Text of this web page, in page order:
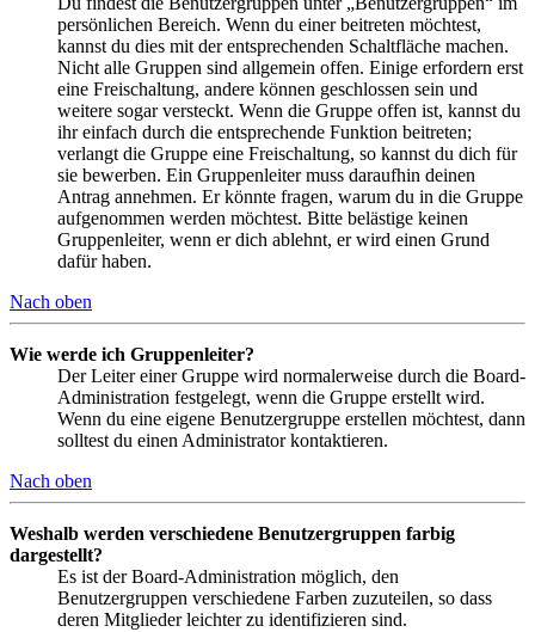
persönlichen Bereich. Wenn du einer beitreten möchtest,
kannst du dies mit der entsprechenden Schaltfläche machen.
Nicht alle Gruppen sind allgemein offen. Einige erfordern erst
eine Freischaltung, andere können geschlossen sein und
weitere sogar versteckt. Wenn die Gruppe offen ist, kannst du
ihr einfach durch die entsprechende Funktion beitreten;
verlangt die Gruppe eine Freischaltung, so kannst du dich für
sie bewerben. Ein Gruppenleiter muss daraufhin deinen
Antrag annehmen. Er könnte fragen, warum du in die Gruppe
aufgenommen werden möchtest. Bitte belästige keinen
Gruppenleiter, wenn er dich ablehnt, er wird einen Grund
dafür haben.
Nach oben
Wie werde ich Gruppenleiter?
Der Leiter einer Gruppe wird normalerweise durch die Board-
Administration festgelegt, wenn die Gruppe erstellt wird.
Wenn du eine eigene Benutzergruppe erstellen möchtest, dann
solltest du einen Administrator kontaktieren.
Nach oben
Weshalb werden verschiedene Benutzergruppen farbig
dargestellt?
Es ist der Board-Administration möglich, den
Benutzergruppen verschiedene Farben zuzuteilen, so dass
deren Mitglieder leichter zu identifizieren sind.